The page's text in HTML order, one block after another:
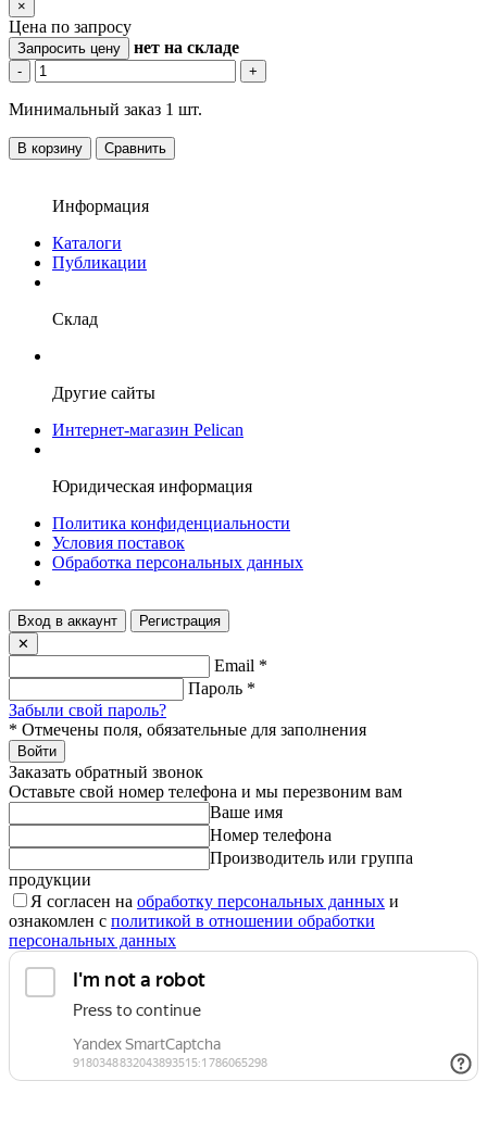
×
Цена по запросу
Запросить цену нет на складе
- +
Минимальный заказ 1 шт.
В корзину Сравнить
Информация
Каталоги
Публикации
Склад
Другие сайты
Интернет-магазин Pelican
Юридическая информация
Политика конфиденциальности
Условия поставок
Обработка персональных данных
Вход в аккаунт
Регистрация
✕
Email *
Пароль *
Забыли свой пароль?
* Отмечены поля, обязательные для заполнения
Войти
Заказать обратный звонок
Оставьте свой номер телефона и мы перезвоним вам
Ваше имя
Номер телефона
Производитель или группа
продукции
Я согласен на обработку персональных данных и
ознакомлен с политикой в отношении обработки
персональных данных